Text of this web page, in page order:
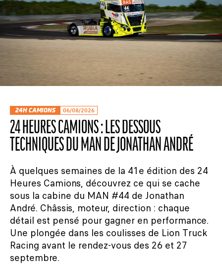
24H CAMIONS 06/08/2026
24 HEURES CAMIONS : LES DESSOUS
TECHNIQUES DU MAN DE JONATHAN ANDRÉ
À quelques semaines de la 41e édition des 24
Heures Camions, découvrez ce qui se cache
sous la cabine du MAN #44 de Jonathan
André. Châssis, moteur, direction : chaque
détail est pensé pour gagner en performance.
Une plongée dans les coulisses de Lion Truck
Racing avant le rendez-vous des 26 et 27
septembre.